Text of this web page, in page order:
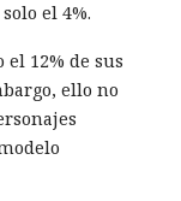
el 4%.
12% de sus
ello no